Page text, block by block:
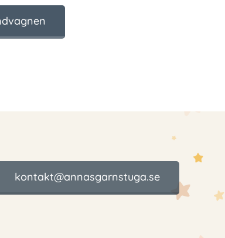
kontakt@annasgarnstuga.se